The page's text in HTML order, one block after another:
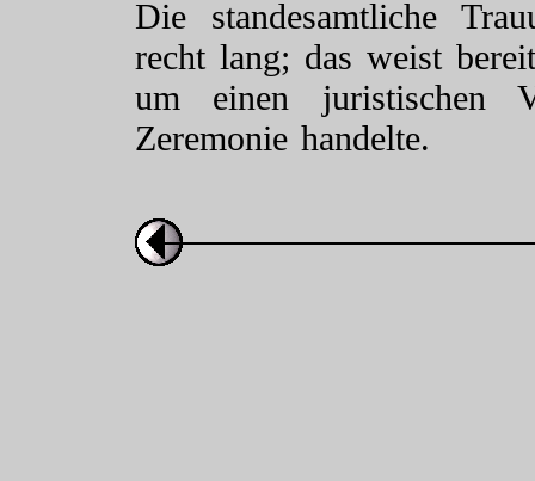
Die standesamtliche
recht lang; das weist
um einen juristischen
Zeremonie handelte.